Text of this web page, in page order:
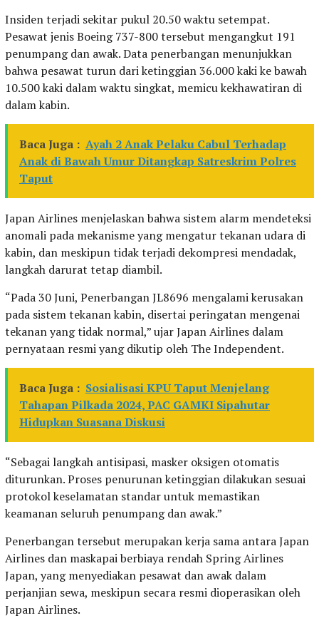
Insiden terjadi sekitar pukul 20.50 waktu setempat.
Pesawat jenis Boeing 737-800 tersebut mengangkut 191
penumpang dan awak. Data penerbangan menunjukkan
bahwa pesawat turun dari ketinggian 36.000 kaki ke bawah
10.500 kaki dalam waktu singkat, memicu kekhawatiran di
dalam kabin.
Baca Juga : Ayah 2 Anak Pelaku Cabul Terhadap
Anak di Bawah Umur Ditangkap Satreskrim Polres
Taput
Japan Airlines menjelaskan bahwa sistem alarm mendeteksi
anomali pada mekanisme yang mengatur tekanan udara di
kabin, dan meskipun tidak terjadi dekompresi mendadak,
langkah darurat tetap diambil.
“Pada 30 Juni, Penerbangan JL8696 mengalami kerusakan
pada sistem tekanan kabin, disertai peringatan mengenai
tekanan yang tidak normal,” ujar Japan Airlines dalam
pernyataan resmi yang dikutip oleh The Independent.
Baca Juga : Sosialisasi KPU Taput Menjelang
Tahapan Pilkada 2024, PAC GAMKI Sipahutar
Hidupkan Suasana Diskusi
“Sebagai langkah antisipasi, masker oksigen otomatis
diturunkan. Proses penurunan ketinggian dilakukan sesuai
protokol keselamatan standar untuk memastikan
keamanan seluruh penumpang dan awak.”
Penerbangan tersebut merupakan kerja sama antara Japan
Airlines dan maskapai berbiaya rendah Spring Airlines
Japan, yang menyediakan pesawat dan awak dalam
perjanjian sewa, meskipun secara resmi dioperasikan oleh
Japan Airlines.